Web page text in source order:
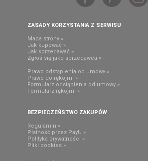
ZASADY KORZYSTANIA Z SERWISU
Mapa strony »
Jak kupować »
Jak sprzedawać »
Zgłoś się jako sprzedawca »
Prawo odstąpienia od umowy »
Prawo do rękojmi »
Formularz odstąpienia od umowy »
Formularz rękojmi »
BEZPIECZEŃSTWO ZAKUPÓW
Regulamin »
Płatność przez PayU »
Polityka prywatności »
Pliki cookies »